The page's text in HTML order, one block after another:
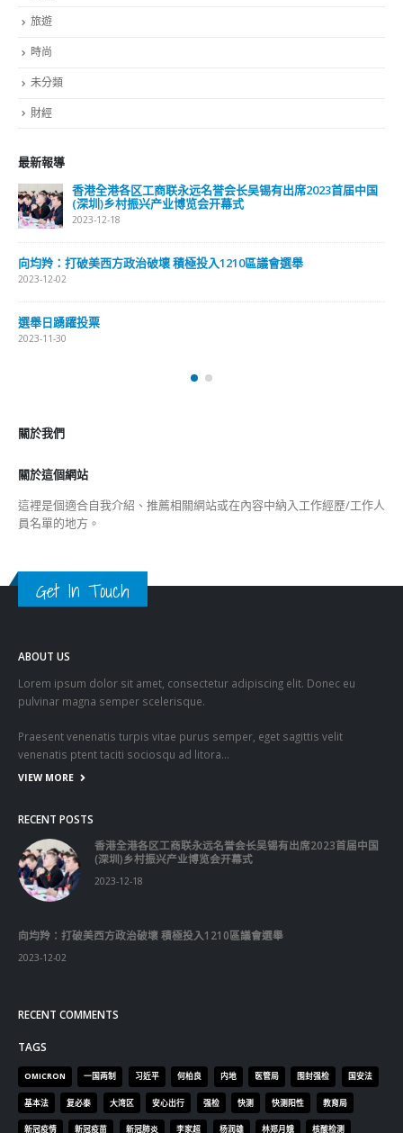
旅遊
時尚
未分類
財經
最新報導
選舉日踴躍投票 文: 朱家健
2023-11-30
2023-11-30
2023-01-31
關於我們
關於這個網站
這裡是個適合自我介紹、推薦相關網站或在內容中納入工作經歷/工作人
員名單的地方。
Get In Touch
ABOUT US
Lorem ipsum dolor sit amet, consectetur adipiscing elit. Donec eu
pulvinar magna semper scelerisque.
Praesent venenatis turpis vitae purus semper, eget sagittis velit
venenatis ptent taciti sociosqu ad litora…
VIEW MORE
RECENT POSTS
香港全港各区工商联永远名誉会长吴锡有出席2023首届中国
(深圳)乡村振兴产业博览会开幕式
2023-12-18
向均羚：打破美西方政治破壞 積極投入1210區議會選舉
2023-12-02
RECENT COMMENTS
TAGS
OMICRON 一国两制 习近平 何柏良 内地 医管局 围封强检 国安法
基本法 复必泰 大湾区 安心出行 强检 快测 快测阳性 教育局
新冠疫情 新冠疫苗 新冠肺炎 李家超 杨润雄 林郑月娥 核酸检测